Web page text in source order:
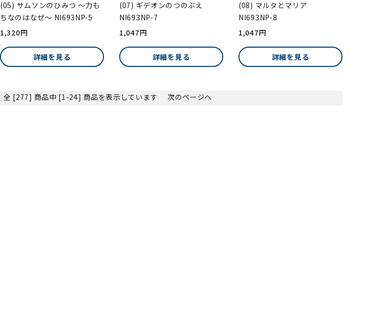
(05) サムソンのひみつ ～力も
ちなのはなぜ～ NI693NP-5
1,320円
詳細を見る
(07) ギデオンのつのぶえ
NI693NP-7
1,047円
詳細を見る
(08) マルタとマリア
NI693NP-8
1,047円
詳細を見る
全 [277] 商品中 [1-24] 商品を表示しています 次のページへ